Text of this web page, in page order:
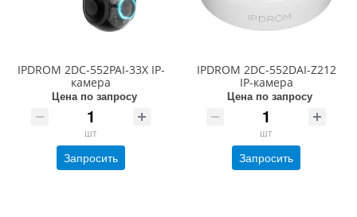
IPDROM 2DC-552PAI-33X IP-
камера
Цена по запросу
шт
Запросить
IPDROM 2DC-552DAI-Z212
IP-камера
Цена по запросу
шт
Запросить